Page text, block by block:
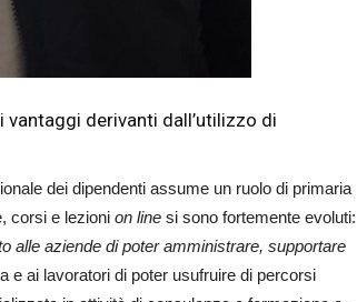
derivanti dall’utilizzo di
dei dipendenti assume un ruolo di primaria
corsi e lezioni on line si sono fortemente evoluti:
alle aziende di poter amministrare, supportare
e ai lavoratori di poter usufruire di percorsi